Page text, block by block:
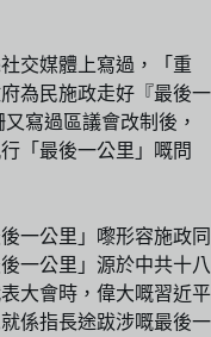
交媒體上寫過，「重
為民施政走好『最後一
寫過區議會改制後，
「最後一公里」嘅問
一公里」嚟形容施政同
一公里」源於中共十八
大會時，偉大嘅習近平
係指長途跋涉嘅最後一